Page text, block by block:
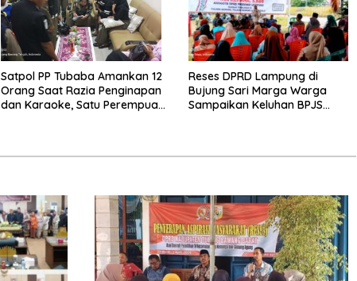
Satpol PP Tubaba Amankan 12
Orang Saat Razia Penginapan
dan Karaoke, Satu Perempuan
Reses DPRD Lampung di
Bujung Sari Marga Warga
Sampaikan Keluhan BPJS